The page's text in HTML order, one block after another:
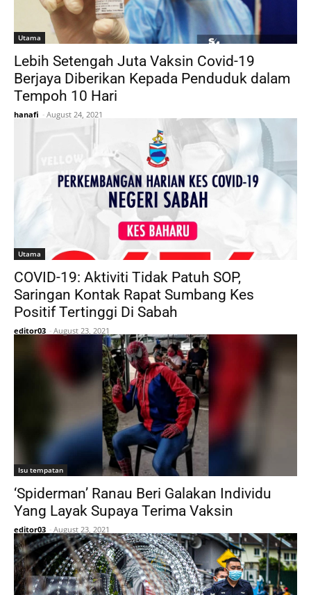
Utama
Lebih Setengah Juta Vaksin Covid-19
Berjaya Diberikan Kepada Penduduk dalam
Tempoh 10 Hari
hanafi - August 24, 2021
Utama
COVID-19: Aktiviti Tidak Patuh SOP,
Saringan Kontak Rapat Sumbang Kes
Positif Tertinggi Di Sabah
editor03 - August 23, 2021
Isu tempatan
‘Spiderman’ Ranau Beri Galakan Individu
Yang Layak Supaya Terima Vaksin
editor03 - August 23, 2021